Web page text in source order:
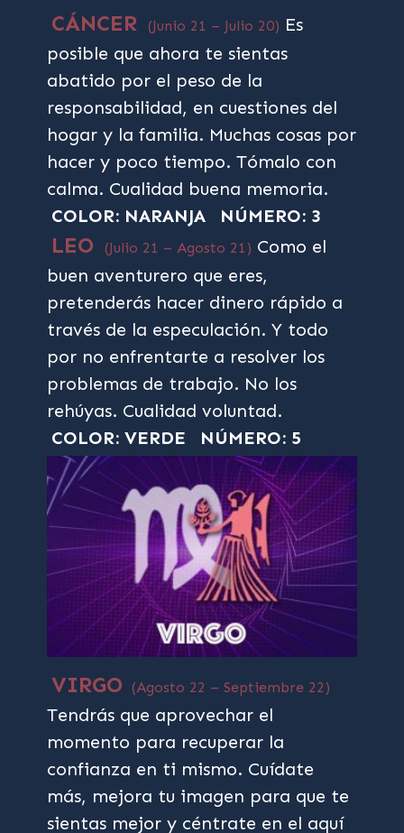
CÁNCER (Junio 21 – Julio 20) Es
posible que ahora te sientas
abatido por el peso de la
responsabilidad, en cuestiones del
hogar y la familia. Muchas cosas por
hacer y poco tiempo. Tómalo con
calma. Cualidad buena memoria.
COLOR: NARANJA
NÚMERO: 3
LEO (Julio 21 – Agosto 21) Como el
buen aventurero que eres,
pretenderás hacer dinero rápido a
través de la especulación. Y todo
por no enfrentarte a resolver los
problemas de trabajo. No los
rehúyas. Cualidad voluntad.
COLOR: VERDE
NÚMERO: 5
VIRGO (Agosto 22 – Septiembre 22)
Tendrás que aprovechar el
momento para recuperar la
confianza en ti mismo. Cuídate
más, mejora tu imagen para que te
sientas mejor y céntrate en el aquí